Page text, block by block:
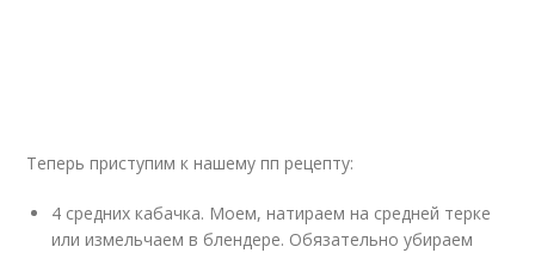
Теперь приступим к нашему пп рецепту:
4 средних кабачка. Моем, натираем на средней терке
или измельчаем в блендере. Обязательно убираем